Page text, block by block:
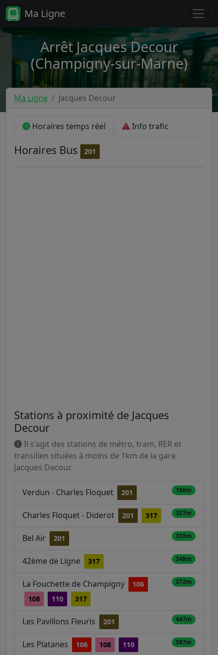
Ma Ligne
Arrêt Jacques Decour
(Champigny-sur-Marne)
Ma Ligne Jacques Decour
Horaires temps réel Info trafic
Horaires Bus 201
Stations à proximité de Jacques
Decour
Il s'agit des stations de métro, tram, RER et
transilien situées à moins de 1km de la gare
Jacques Decour.
Verdun - Charles Floquet 201 180m
Charles Floquet - Diderot 201 317 327m
Bel Air 201 339m
42ème de Ligne 317 348m
La Fouchette de Champigny
106
108
110 317
372m
Les Pavillons Fleuris 201 447m
Les Platanes 106 108 110 587m